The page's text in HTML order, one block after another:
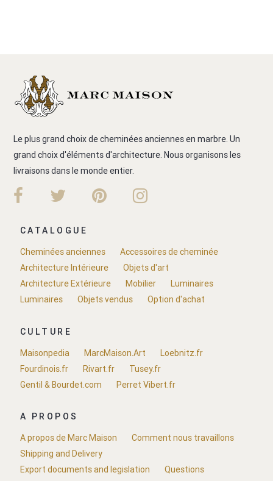
Le plus grand choix de cheminées anciennes en marbre. Un
grand choix d'éléments d'architecture. Nous organisons les
livraisons dans le monde entier.
CATALOGUE
Cheminées anciennes
Accessoires de cheminée
Architecture Intérieure
Objets d'art
Architecture Extérieure
Mobilier
Luminaires
Luminaires
Objets vendus Option d'achat
CULTURE
Maisonpedia
MarcMaison.Art
Loebnitz.fr
Fourdinois.fr
Rivart.fr
Tusey.fr
Gentil & Bourdet.com
Perret Vibert.fr
A PROPOS
A propos de Marc Maison
Comment nous travaillons
Shipping and Delivery
Export documents and legislation
Questions